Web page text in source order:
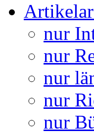
nur
nur
nur
nur
nur